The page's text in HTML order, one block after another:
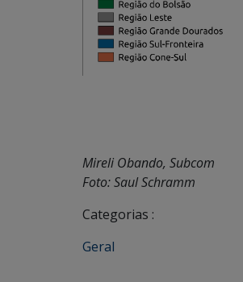
Mireli Obando, Subcom
Foto: Saul Schramm
Categorias :
Geral